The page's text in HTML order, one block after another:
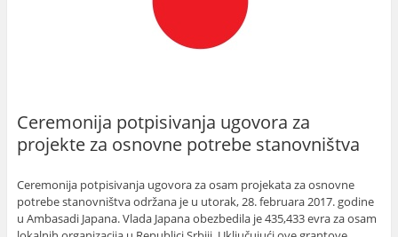
Ceremonija potpisivanja ugovora za
projekte za osnovne potrebe stanovništva
Ceremonija potpisivanja ugovora za osam projekata za osnovne
potrebe stanovništva održana je u utorak, 28. februara 2017. godine
u Ambasadi Japana. Vlada Japana obezbedila je 435,433 evra za osam